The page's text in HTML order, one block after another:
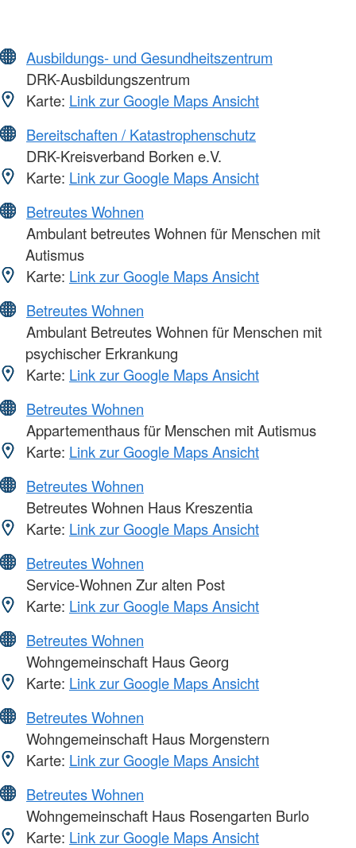
Ausbildungs- und Gesundheitszentrum
DRK-Ausbildungszentrum
Karte: Link zur Google Maps Ansicht
Bereitschaften / Katastrophenschutz
DRK-Kreisverband Borken e.V.
Karte: Link zur Google Maps Ansicht
Betreutes Wohnen
Ambulant betreutes Wohnen für Menschen mit
Autismus
Karte: Link zur Google Maps Ansicht
Betreutes Wohnen
Ambulant Betreutes Wohnen für Menschen mit
psychischer Erkrankung
Karte: Link zur Google Maps Ansicht
Betreutes Wohnen
Appartementhaus für Menschen mit Autismus
Karte: Link zur Google Maps Ansicht
Betreutes Wohnen
Betreutes Wohnen Haus Kreszentia
Karte: Link zur Google Maps Ansicht
Betreutes Wohnen
Service-Wohnen Zur alten Post
Karte: Link zur Google Maps Ansicht
Betreutes Wohnen
Wohngemeinschaft Haus Georg
Karte: Link zur Google Maps Ansicht
Betreutes Wohnen
Wohngemeinschaft Haus Morgenstern
Karte: Link zur Google Maps Ansicht
Betreutes Wohnen
Wohngemeinschaft Haus Rosengarten Burlo
Karte: Link zur Google Maps Ansicht